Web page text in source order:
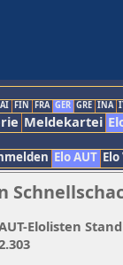
FIN FRA GER GRE INA
Meldekartei
Elo AUT
Elolisten